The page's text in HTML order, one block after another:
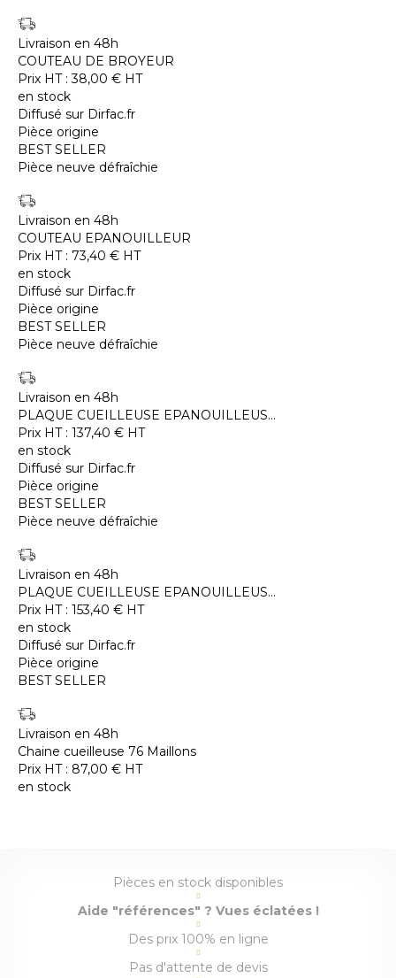
Livraison en 48h
COUTEAU DE BROYEUR
Prix HT :38,00 € HT
en stock
Diffusé sur Dirfac.fr
Pièce origine
BEST SELLER
Pièce neuve défraîchie
Livraison en 48h
COUTEAU EPANOUILLEUR
Prix HT : 73,40 € HT
en stock
Diffusé sur Dirfac.fr
Pièce origine
BEST SELLER
Pièce neuve défraîchie
Livraison en 48h
PLAQUE CUEILLEUSE EPANOUILLEUS...
Prix HT : 137,40 € HT
en stock
Diffusé sur Dirfac.fr
Pièce origine
BEST SELLER
Pièce neuve défraîchie
Livraison en 48h
PLAQUE CUEILLEUSE EPANOUILLEUS...
Prix HT : 153,40 € HT
en stock
Diffusé sur Dirfac.fr
Pièce origine
BEST SELLER
Livraison en 48h
Chaine cueilleuse 76 Maillons
Prix HT : 87,00 € HT
en stock
Pièces en stock disponibles
Aide "références" ? Vues éclatées !
Des prix 100% en ligne
Pas d'attente de devis